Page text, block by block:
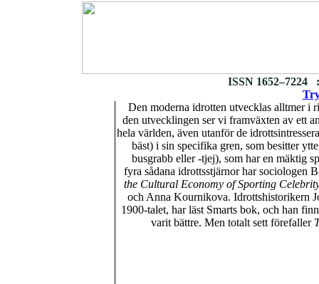
ISSN 1652–7224
Den moderna idrotten utvecklas alltmer i
den utvecklingen ser vi framväxten av ett
hela världen, även utanför de
bäst) i sin specifika gren, som besitter
busgrabb eller -tjej), som har en mäktig
fyra sådana idrottsstjärnor har sociologen
the Cultural Economy of Sporting
och Anna Kournikova. Idrottshistorikern
1900-talet, har läst Smarts bok, och han
varit bättre. Men totalt sett förefaller